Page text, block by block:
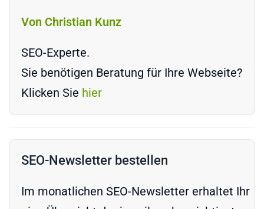
Von Christian Kunz
SEO-Experte.
Sie benötigen Beratung für Ihre Webseite?
Klicken Sie hier
SEO-Newsletter bestellen
Im monatlichen SEO-Newsletter erhaltet Ihr